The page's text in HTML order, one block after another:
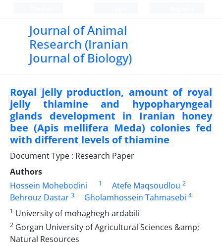
Journal of Animal
Research (Iranian
Journal of Biology)
Royal jelly production, amount of royal
jelly thiamine and hypopharyngeal
glands development in Iranian honey
bee (Apis mellifera Meda) colonies fed
with different levels of thiamine
Document Type : Research Paper
Authors
Hossein Mohebodini
1 Atefe Maqsoudlou 2
Behrouz Dastar 3 Gholamhossein Tahmasebi 4
1 University of mohaghegh ardabili
2 Gorgan University of Agricultural Sciences &amp;
Natural Resources